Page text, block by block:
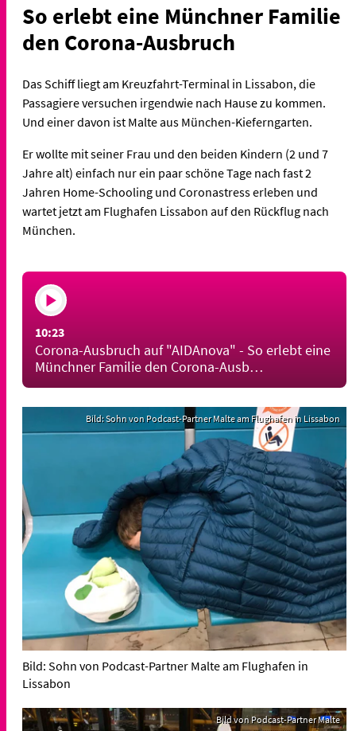
So erlebt eine Münchner Familie
den Corona-Ausbruch
Das Schiff liegt am Kreuzfahrt-Terminal in Lissabon, die
Passagiere versuchen irgendwie nach Hause zu kommen.
Und einer davon ist Malte aus München-Kieferngarten.
Er wollte mit seiner Frau und den beiden Kindern (2 und 7
Jahre alt) einfach nur ein paar schöne Tage nach fast 2
Jahren Home-Schooling und Coronastress erleben und
wartet jetzt am Flughafen Lissabon auf den Rückflug nach
München.
10:23
Corona-Ausbruch auf "AIDAnova" - So erlebt eine
Münchner Familie den Corona-Ausb…
Bild: Sohn von Podcast-Partner Malte am Flughafen in Lissabon
Bild: Sohn von Podcast-Partner Malte am Flughafen in
Lissabon
Bild von Podcast-Partner Malte